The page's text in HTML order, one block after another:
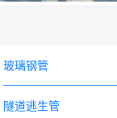
玻璃钢管
隧道逃生管